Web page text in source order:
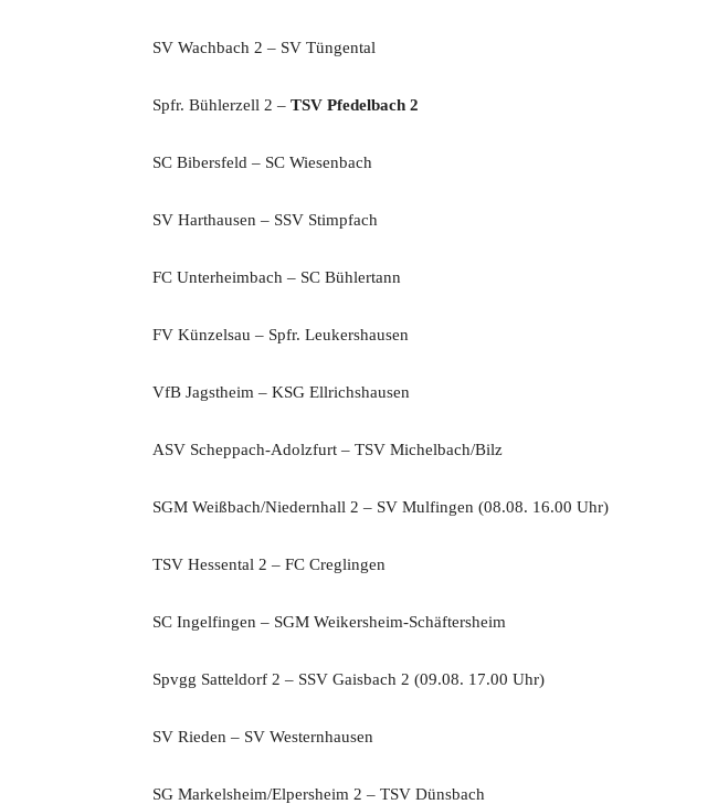
SV Wachbach 2 – SV Tüngental
Spfr. Bühlerzell 2 – TSV Pfedelbach 2
SC Bibersfeld – SC Wiesenbach
SV Harthausen – SSV Stimpfach
FC Unterheimbach – SC Bühlertann
FV Künzelsau – Spfr. Leukershausen
VfB Jagstheim – KSG Ellrichshausen
ASV Scheppach-Adolzfurt – TSV Michelbach/Bilz
SGM Weißbach/Niedernhall 2 – SV Mulfingen (08.08. 16.00 Uhr)
TSV Hessental 2 – FC Creglingen
SC Ingelfingen – SGM Weikersheim-Schäftersheim
Spvgg Satteldorf 2 – SSV Gaisbach 2 (09.08. 17.00 Uhr)
SV Rieden – SV Westernhausen
SG Markelsheim/Elpersheim 2 – TSV Dünsbach